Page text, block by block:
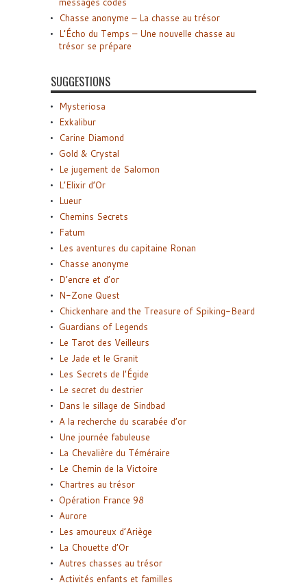
Chasse anonyme – La chasse au trésor
L’Écho du Temps – Une nouvelle chasse au
trésor se prépare
SUGGESTIONS
Mysteriosa
Exkalibur
Carine Diamond
Gold & Crystal
Le jugement de Salomon
L’Elixir d’Or
Lueur
Chemins Secrets
Fatum
Les aventures du capitaine Ronan
Chasse anonyme
D’encre et d’or
N-Zone Quest
Chickenhare and the Treasure of Spiking-Beard
Guardians of Legends
Le Tarot des Veilleurs
Le Jade et le Granit
Les Secrets de l’Égide
Le secret du destrier
Dans le sillage de Sindbad
A la recherche du scarabée d’or
Une journée fabuleuse
La Chevalière du Téméraire
Le Chemin de la Victoire
Chartres au trésor
Opération France 98
Aurore
Les amoureux d’Ariège
La Chouette d’Or
Autres chasses au trésor
Activités enfants et familles